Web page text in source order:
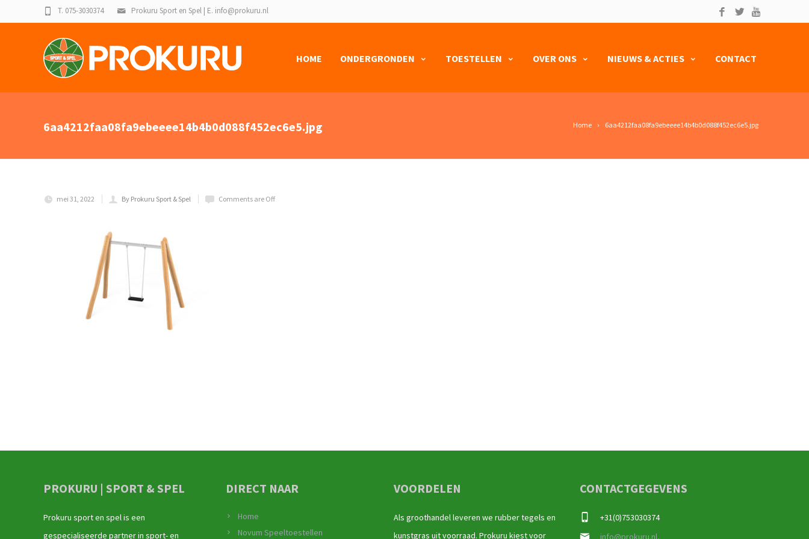
Prokuru Sport en Spel | E. info@prokuru.nl
T. 075-3030374
HOME ONDERGRONDEN TOESTELLEN OVER ONS NIEUWS & ACTIES CONTACT
Home 6aa4212faa08fa9ebeeee14b4b0d088f452ec6e5.jpg
6aa4212faa08fa9ebeeee14b4b0d088f452ec6e5.jpg
mei 31, 2022 By Prokuru Sport & Spel Comments are Off
PROKURU | SPORT & SPEL
Prokuru sport en spel is een
gespecialiseerde partner in sport- en
DIRECT NAAR
Home
Novum Speeltoestellen
VOORDELEN
Als groothandel leveren we rubber tegels en
kunstgras uit voorraad. Prokuru kiest voor
CONTACTGEGEVENS
+31(0)753030374
info@prokuru.nl,